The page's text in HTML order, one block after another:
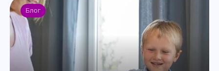
Блог